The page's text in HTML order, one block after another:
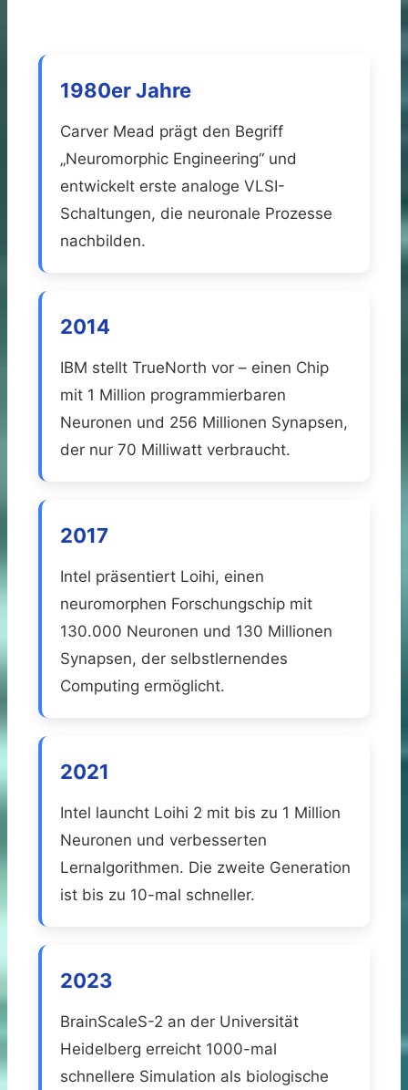
1980er Jahre
Carver Mead prägt den Begriff
„Neuromorphic Engineering“ und
entwickelt erste analoge VLSI-
Schaltungen, die neuronale Prozesse
nachbilden.
2014
IBM stellt TrueNorth vor – einen Chip
mit 1 Million programmierbaren
Neuronen und 256 Millionen Synapsen,
der nur 70 Milliwatt verbraucht.
2017
Intel präsentiert Loihi, einen
neuromorphen Forschungschip mit
130.000 Neuronen und 130 Millionen
Synapsen, der selbstlernendes
Computing ermöglicht.
2021
Intel launcht Loihi 2 mit bis zu 1 Million
Neuronen und verbesserten
Lernalgorithmen. Die zweite Generation
ist bis zu 10-mal schneller.
2023
BrainScaleS-2 an der Universität
Heidelberg erreicht 1000-mal
schnellere Simulation als biologische